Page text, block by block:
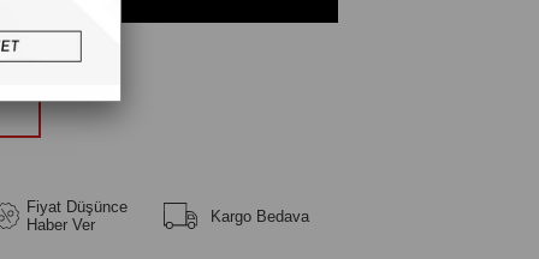
Fiyat Düşünce
Haber Ver
Kargo Bedava